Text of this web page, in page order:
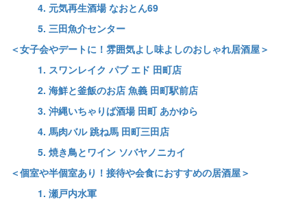
4. 元気再生酒場 なおとん69
5. 三田魚介センター
＜女子会やデートに！雰囲気よし味よしのおしゃれ居酒屋＞
1. スワンレイク パブ エド 田町店
2. 海鮮と釜飯のお店 魚義 田町駅前店
3. 沖縄いちゃりば酒場 田町 あかゆら
4. 馬肉バル 跳ね馬 田町三田店
5. 焼き鳥とワイン ソバヤノニカイ
＜個室や半個室あり！接待や会食におすすめの居酒屋＞
1. 瀬戸内水軍